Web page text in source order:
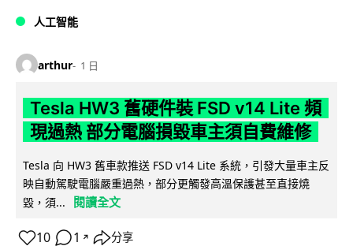
人工智能
arthur 1 日
Tesla HW3 舊硬件裝 FSD v14 Lite 頻
現過熱 部分電腦損毀車主須自費維修
Tesla 向 HW3 舊車款推送 FSD v14 Lite 系統，引發大量車主反
映自動駕駛電腦嚴重過熱，部分更觸發高溫保護甚至直接燒
毀，須...
閱讀全文
10 1 ↗ 分享